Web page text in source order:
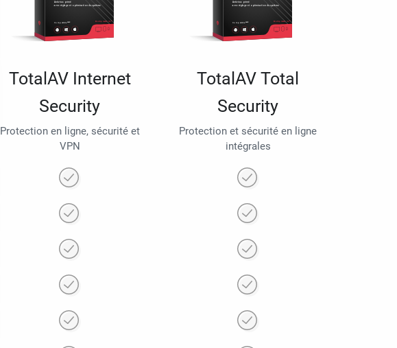
TotalAV Internet
Security
Protection en ligne, sécurité et
VPN
TotalAV Total
Security
Protection et sécurité en ligne
intégrales